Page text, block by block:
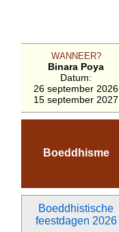
WANNEER?
Binara Poya
Datum:
26 september 2026
15 september 2027
Boeddhisme
Boeddhistische
feestdagen 2026